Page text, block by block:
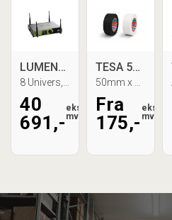
LUMENRADIO Stardust CRMX
40
691,-
eks.
mva
TESA 53949 Gaffa, Bestselger
Fra
175,-
eks.
mva